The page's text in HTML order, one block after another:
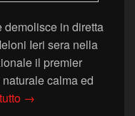
demolisce in diretta
Ieri sera nella
il premier
calma ed
Coronavirus e MES:
→